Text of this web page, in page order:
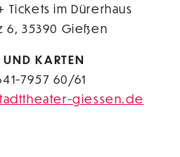
Tickets im Dürerhaus
6, 35390 Gießen
KARTEN
7957 60/61
giessen.de